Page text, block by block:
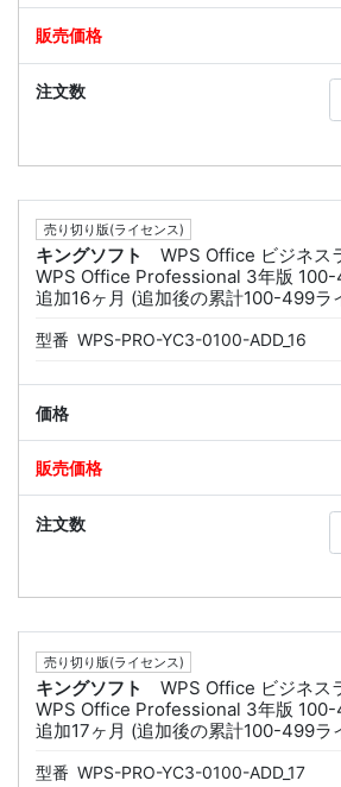
売り切り版(ライセンス)
キングソフト
WPS Office ビジネス
WPS Office Professional 3年版
追加16ヶ月 (追加後の累計100-499ラ
型番 WPS-PRO-YC3-0100-ADD_16
売り切り版(ライセンス)
キングソフト
WPS Office ビジネス
WPS Office Professional 3年版
追加17ヶ月 (追加後の累計100-499ラ
型番 WPS-PRO-YC3-0100-ADD_17